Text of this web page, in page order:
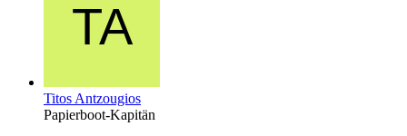
Titos Antzougios
Papierboot-Kapitän